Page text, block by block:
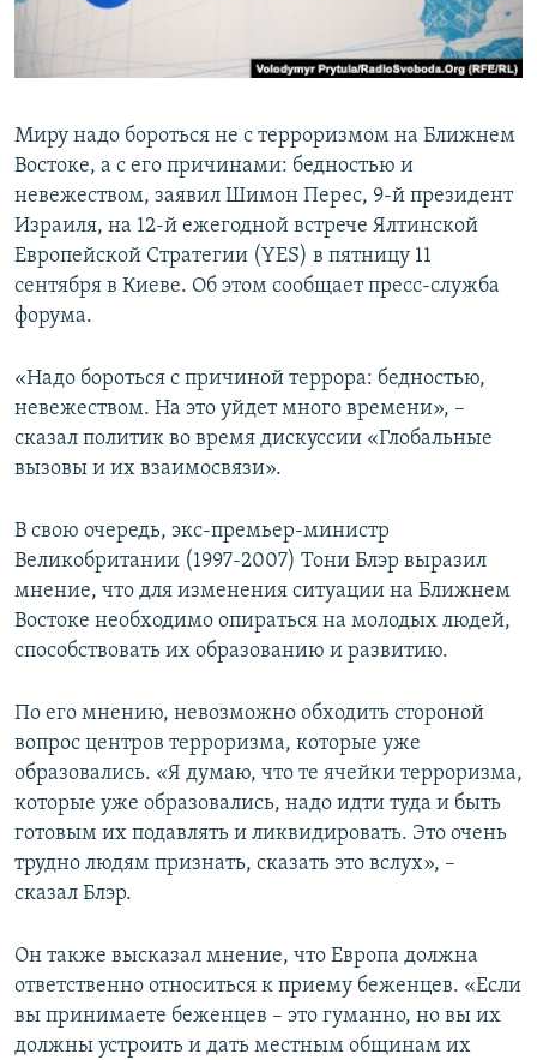
КРЫМ.НЕПОКОРЕННЫЙ
УКРАИНСКАЯ ПРОБЛЕМА КРЫМА
Все сайты RFE/RL
Миру надо бороться не с терроризмом на Ближнем
Востоке, а с его причинами: бедностью и
невежеством, заявил Шимон Перес, 9-й президент
Израиля, на 12-й ежегодной встрече Ялтинской
Европейской Стратегии (YES) в пятницу 11
сентября в Киеве. Об этом сообщает пресс-служба
форума.
«Надо бороться с причиной террора: бедностью,
невежеством. На это уйдет много времени», –
сказал политик во время дискуссии «Глобальные
вызовы и их взаимосвязи».
В свою очередь, экс-премьер-министр
Великобритании (1997-2007) Тони Блэр выразил
мнение, что для изменения ситуации на Ближнем
Востоке необходимо опираться на молодых людей,
способствовать их образованию и развитию.
По его мнению, невозможно обходить стороной
вопрос центров терроризма, которые уже
образовались. «Я думаю, что те ячейки терроризма,
которые уже образовались, надо идти туда и быть
готовым их подавлять и ликвидировать. Это очень
трудно людям признать, сказать это вслух», –
сказал Блэр.
Он также высказал мнение, что Европа должна
ответственно относиться к приему беженцев. «Если
вы принимаете беженцев – это гуманно, но вы их
должны устроить и дать местным общинам их